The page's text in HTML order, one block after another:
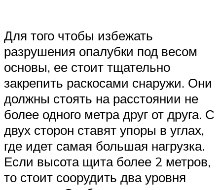
Для того чтобы избежать
разрушения опалубки под весом
основы, ее стоит тщательно
закрепить раскосами снаружи. Они
должны стоять на расстоянии не
более одного метра друг от друга. С
двух сторон ставят упоры в углах,
где идет самая большая нагрузка.
Если высота щита более 2 метров,
то стоит соорудить два уровня